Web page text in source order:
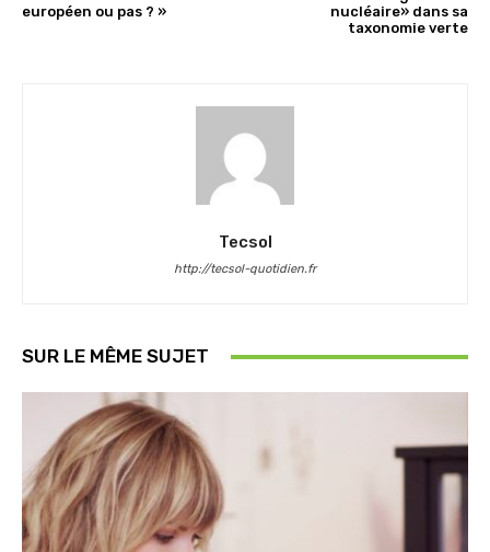
européen ou pas ? »
nucléaire» dans sa
taxonomie verte
Tecsol
http://tecsol-quotidien.fr
SUR LE MÊME SUJET